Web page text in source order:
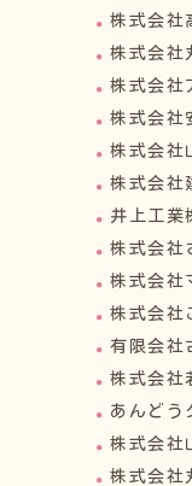
株式会社
株式会社
株式会社
株式会社
株式会社
株式会社
井上工業
株式会社
株式会社
株式会社
有限会社
株式会社
あんどう
株式会社
株式会社